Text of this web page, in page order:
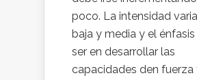
poco. La intensidad
baja y media y el
ser en desarrollar las
capacidades den fuerza